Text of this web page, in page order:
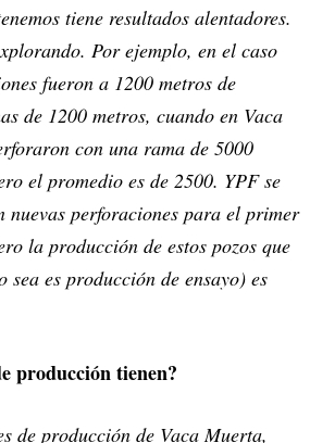
tiene resultados alentadores.
Por ejemplo, en el caso
fueron a 1200 metros de
de 1200 metros, cuando en Vaca
con una rama de 5000
el promedio es de 2500. YPF se
nuevas perforaciones para el primer
la producción de estos pozos que
sea es producción de ensayo) es
producción tienen?
de producción de Vaca Muerta,